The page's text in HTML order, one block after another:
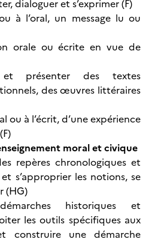
dialoguer et s’exprimer (F)
à l’oral, un message lu ou
orale ou écrite en vue de
et présenter des textes
des œuvres littéraires
ou à l’écrit, d’une expérience
moral et civique
repères chronologiques et
s’approprier les notions, se
(HG)
historiques et
les outils spécifiques aux
construire une démarche